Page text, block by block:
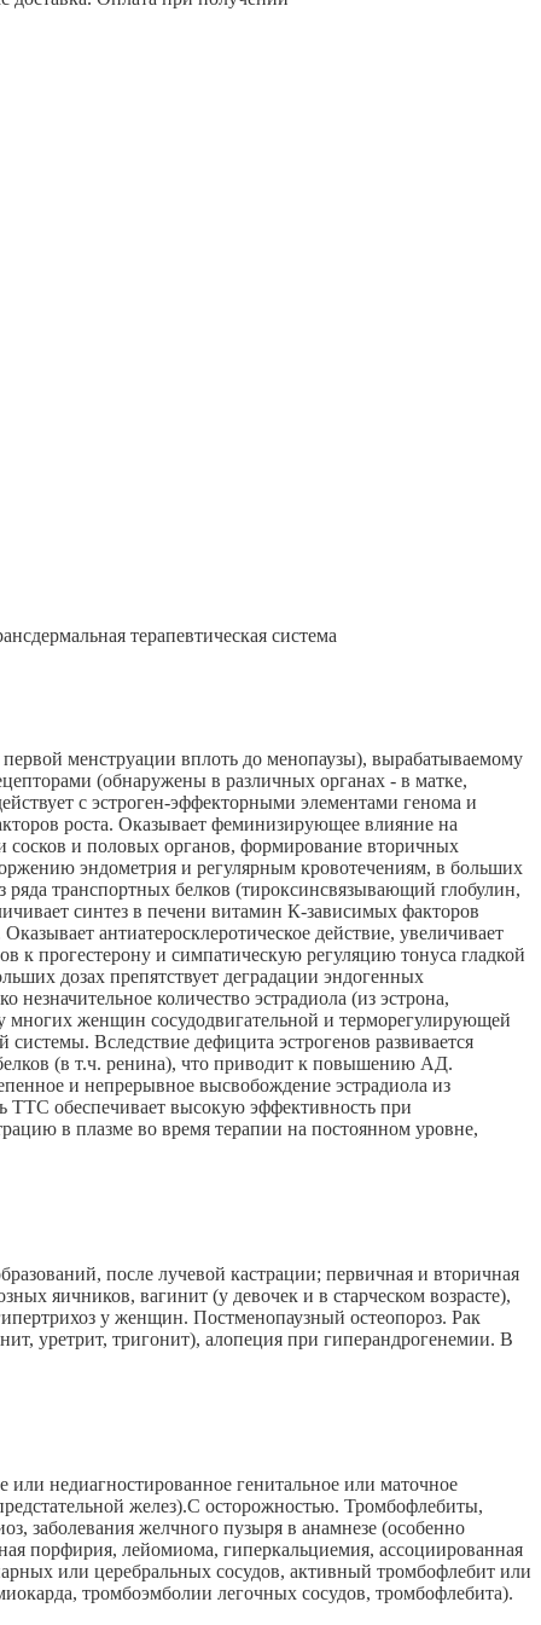
терапевтическая система
менструации вплоть до менопаузы), вырабатываемому
(обнаружены в различных органах - в матке,
с эстроген-эффекторными элементами генома и
роста. Оказывает феминизирующее влияние на
сосков и половых органов, формирование вторичных
эндометрия и регулярным кровотечениям, в больших
транспортных белков (тироксинсвязывающий глобулин,
синтез в печени витамин К-зависимых факторов
антиатеросклеротическое действие, увеличивает
прогестерону и симпатическую регуляцию тонуса гладкой
дозах препятствует деградации эндогенных
количество эстрадиола (из эстрона,
многих женщин сосудодвигательной и терморегулирующей
Вследствие дефицита эстрогенов развивается
(в т.ч. ренина), что приводит к повышению АД.
и непрерывное высвобождение эстрадиола из
ТТС обеспечивает высокую эффективность при
в плазме во время терапии на постоянном уровне,
после лучевой кастрации; первичная и вторичная
яичников, вагинит (у девочек и в старческом возрасте),
у женщин. Постменопаузный остеопороз. Рак
уретрит, тригонит), алопеция при гиперандрогенемии. В
или недиагностированное генитальное или маточное
желез).C осторожностью. Тромбофлебиты,
заболевания желчного пузыря в анамнезе (особенно
порфирия, лейомиома, гиперкальциемия, ассоциированная
или церебральных сосудов, активный тромбофлебит или
тромбоэмболии легочных сосудов, тромбофлебита).